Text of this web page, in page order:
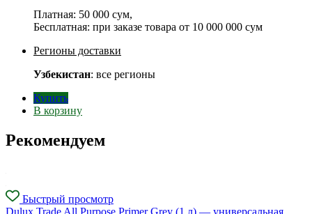
Платная: 50 000 сум,
Бесплатная: при заказе товара от 10 000 000 сум
Регионы доставки
Узбекистан: все регионы
Купить
В корзину
Рекомендуем
Быстрый просмотр
Dulux Trade All Purpose Primer Grey (1 л) — универсальная